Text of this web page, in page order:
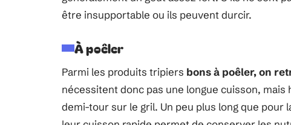
être insupportable ou ils peuvent durcir.
À poêler
Parmi les produits tripiers bons à poêler, on
nécessitent donc pas une longue cuisson,
demi-tour sur le gril. Un peu plus long que pour